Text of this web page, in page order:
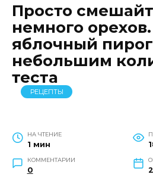
Просто
немного
яблочный
небольшим
теста
РЕЦЕПТЫ
НА ЧТЕНИЕ
1 мин
КОММЕНТАРИИ
0